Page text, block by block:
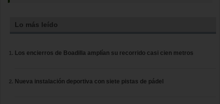
Lo más leído
Los encierros de Boadilla amplían su recorrido casi cien metros
Nueva instalación deportiva con siete pistas de pádel